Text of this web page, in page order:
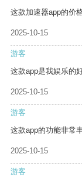
这款加速器app的价
2025-10-15
游客
这款app是我娱乐的
2025-10-15
游客
这款app的功能非常
2025-10-15
游客